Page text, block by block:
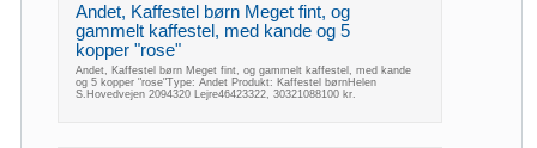
Andet, Kaffestel børn Meget fint, og
gammelt kaffestel, med kande og 5
kopper "rose"
Andet, Kaffestel børn Meget fint, og gammelt kaffestel, med kande
og 5 kopper "rose"Type: Andet Produkt: Kaffestel børnHelen
S.Hovedvejen 2094320 Lejre46423322, 30321088100 kr.